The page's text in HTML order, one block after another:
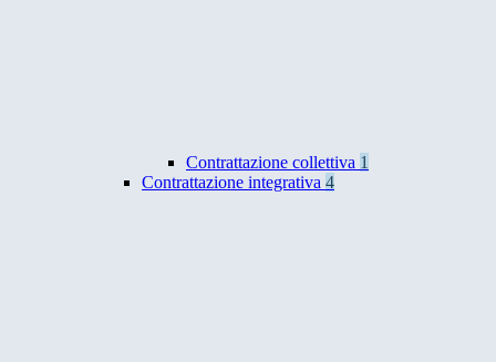
Contrattazione collettiva 1
Contrattazione integrativa 4